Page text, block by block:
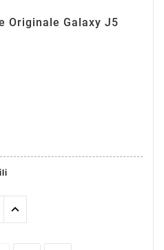
Originale Galaxy J5